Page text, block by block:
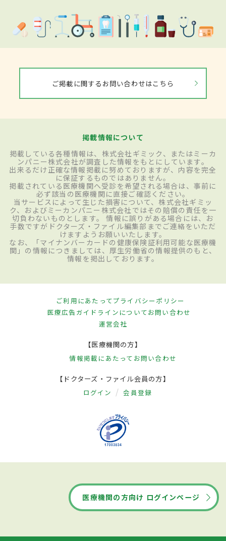
ご掲載に関するお問い合わせはこちら
掲載情報について
掲載している各種情報は、株式会社ギミック、またはミーカ
ンパニー株式会社が調査した情報をもとにしています。
出来るだけ正確な情報掲載に努めておりますが、内容を完全
に保証するものではありません。
掲載されている医療機関へ受診を希望される場合は、事前に
必ず該当の医療機関に直接ご確認ください。
当サービスによって生じた損害について、株式会社ギミッ
ク、およびミーカンパニー株式会社ではその賠償の責任を一
切負わないものとします。 情報に誤りがある場合には、お
手数ですがドクターズ・ファイル編集部までご連絡をいただ
けますようお願いいたします。
なお、「マイナンバーカードの健康保険証利用可能な医療機
関」の情報につきましては、厚生労働省の情報提供のもと、
情報を掲出しております。
ご利用にあたってプライバシーポリシー
医療広告ガイドラインについてお問い合わせ
運営会社
【医療機関の方】
情報掲載にあたって お問い合わせ
【ドクターズ・ファイル会員の方】
ログイン 会員登録
医療機関の方向け ログインページ